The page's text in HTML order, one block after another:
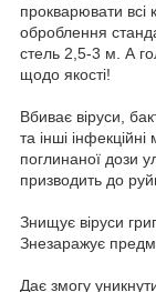
прокварювати всі
оброблення
стель 2,5-3 м. А
щодо якості!
Вбиває віруси,
та інші
поглинаної дози
призводить до
Знищує віруси
Знезаражує
Дає змогу